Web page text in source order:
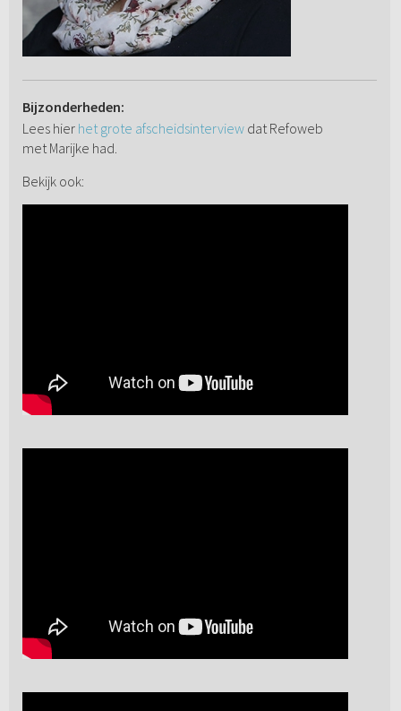
Bijzonderheden:
Lees hier het grote afscheidsinterviewdat Refoweb
met Marijke had.
Bekijk ook: